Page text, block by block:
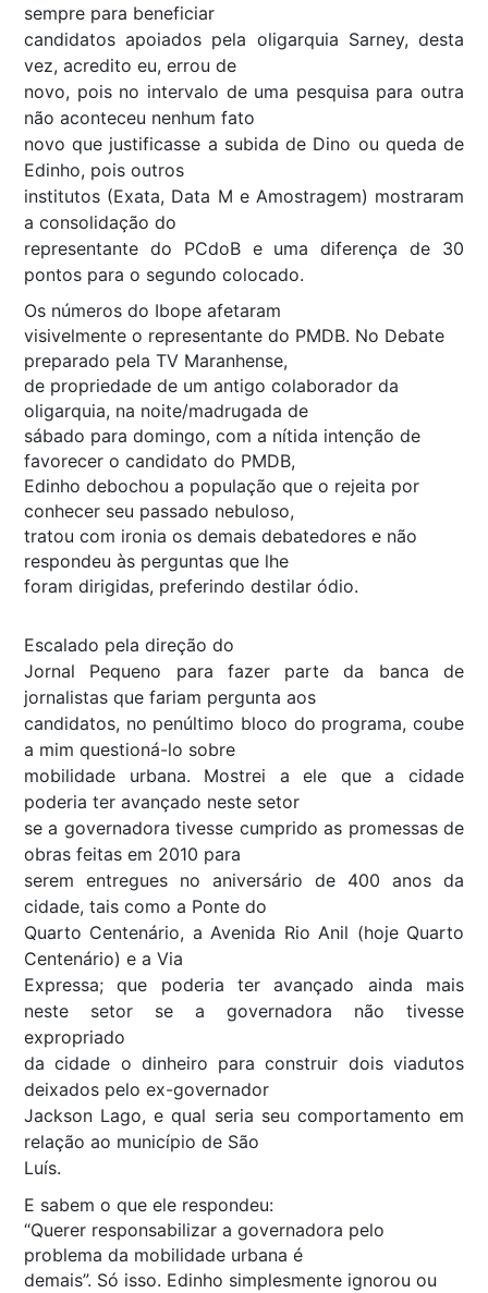
sempre para beneficiar
candidatos apoiados pela oligarquia Sarney, desta
vez, acredito eu, errou de
novo, pois no intervalo de uma pesquisa para outra
não aconteceu nenhum fato
novo que justificasse a subida de Dino ou queda de
Edinho, pois outros
institutos (Exata, Data M e Amostragem) mostraram
a consolidação do
representante do PCdoB e uma diferença de 30
pontos para o segundo colocado.
Os números do Ibope afetaram
visivelmente o representante do PMDB. No Debate
preparado pela TV Maranhense,
de propriedade de um antigo colaborador da
oligarquia, na noite/madrugada de
sábado para domingo, com a nítida intenção de
favorecer o candidato do PMDB,
Edinho debochou a população que o rejeita por
conhecer seu passado nebuloso,
tratou com ironia os demais debatedores e não
respondeu às perguntas que lhe
foram dirigidas, preferindo destilar ódio.
Escalado pela direção do
Jornal Pequeno para fazer parte da banca de
jornalistas que fariam pergunta aos
candidatos, no penúltimo bloco do programa, coube
a mim questioná-lo sobre
mobilidade urbana. Mostrei a ele que a cidade
poderia ter avançado neste setor
se a governadora tivesse cumprido as promessas de
obras feitas em 2010 para
serem entregues no aniversário de 400 anos da
cidade, tais como a Ponte do
Quarto Centenário, a Avenida Rio Anil (hoje Quarto
Centenário) e a Via
Expressa; que poderia ter avançado ainda mais
neste setor se a governadora não tivesse
expropriado
da cidade o dinheiro para construir dois viadutos
deixados pelo ex-governador
Jackson Lago, e qual seria seu comportamento em
relação ao município de São
Luís.
E sabem o que ele respondeu:
“Querer responsabilizar a governadora pelo
problema da mobilidade urbana é
demais”. Só isso. Edinho simplesmente ignorou ou